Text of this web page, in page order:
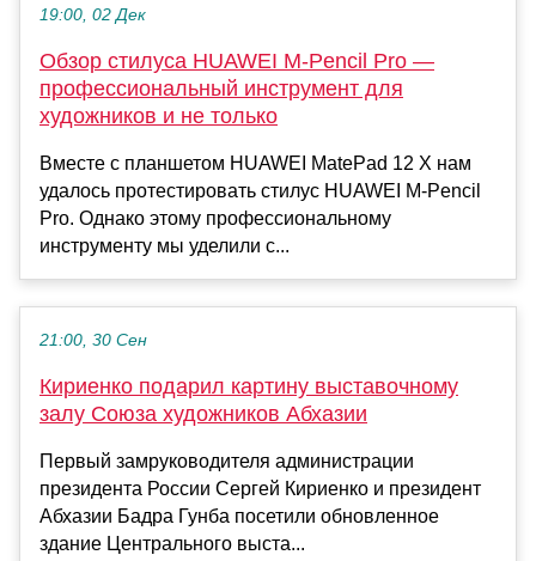
19:00, 02 Дек
Обзор стилуса HUAWEI M-Pencil Pro —
профессиональный инструмент для
художников и не только
Вместе с планшетом HUAWEI MatePad 12 X нам
удалось протестировать стилус HUAWEI M-Pencil
Pro. Однако этому профессиональному
инструменту мы уделили с...
21:00, 30 Сен
Кириенко подарил картину выставочному
залу Союза художников Абхазии
Первый замруководителя администрации
президента России Сергей Кириенко и президент
Абхазии Бадра Гунба посетили обновленное
здание Центрального выста...